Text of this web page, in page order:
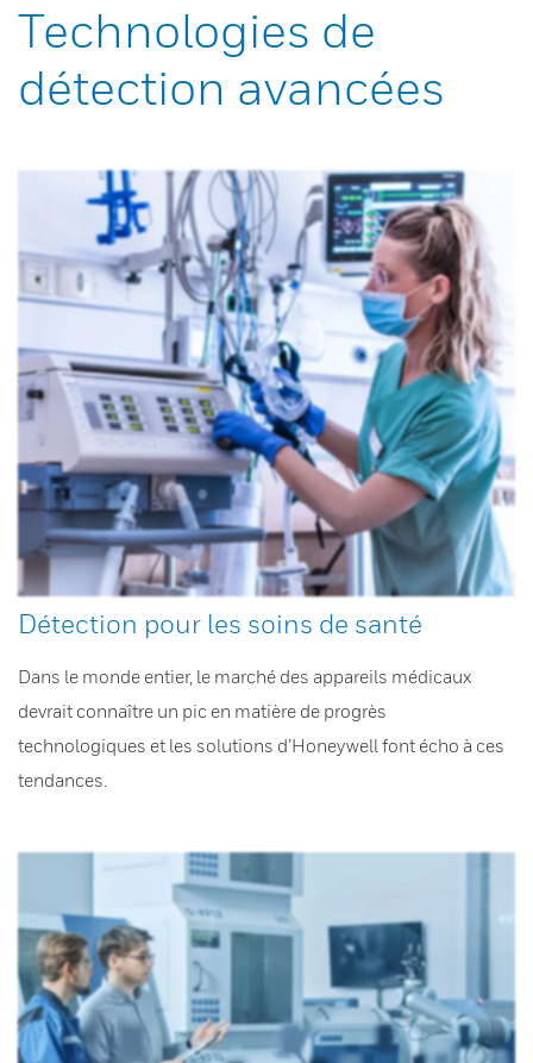
Technologies de
détection avancées
Détection pour les soins de santé
Dans le monde entier, le marché des appareils médicaux
devrait connaître un pic en matière de progrès
technologiques et les solutions d’Honeywell font écho à ces
tendances.